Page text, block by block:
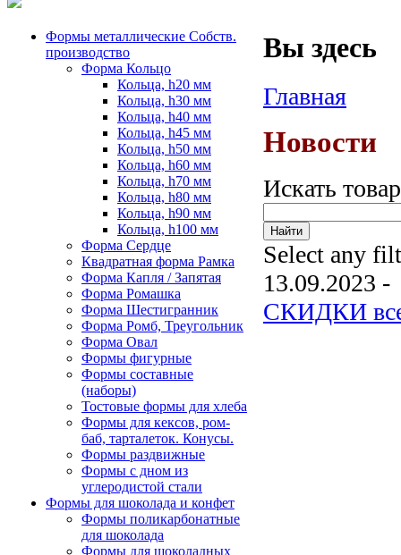
Формы металлические Собств.
производство
Форма Кольцо
Кольца, h20 мм
Кольца, h30 мм
Кольца, h40 мм
Кольца, h45 мм
Кольца, h50 мм
Кольца, h60 мм
Кольца, h70 мм
Кольца, h80 мм
Кольца, h90 мм
Кольца, h100 мм
Форма Сердце
Квадратная форма Рамка
Форма Капля / Запятая
Форма Ромашка
Форма Шестигранник
Форма Ромб, Треугольник
Форма Овал
Формы фигурные
Формы составные
(наборы)
Тостовые формы для хлеба
Формы для кексов, ром-
баб, тарталеток. Конусы.
Формы раздвижные
Формы с дном из
углеродистой стали
Формы для шоколада и конфет
Формы поликарбонатные
для шоколада
Формы для шоколадных
Вы здесь
Главная
Новости
Искать
Select any
13.09.2023 -
СКИДКИ